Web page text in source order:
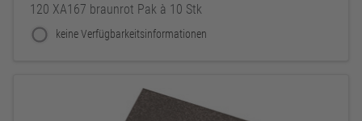
120 XA167 braunrot Pak à 10 Stk
keine Verfügbarkeitsinformationen